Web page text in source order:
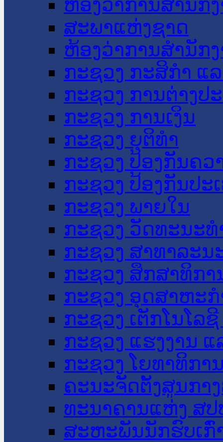
ຫ້ອງວ່າການສໍານັກ
ສະພາແຫ່ງຊາດ
ຫ້ອງວ່າການສຳນັກ
ກະຊວງ ກະສິກຳ ແ
ກະຊວງ ການຕ່າງປ
ກະຊວງ ການເງິນ
ກະຊວງ ຍຸຕິທໍາ
ກະຊວງ ປ້ອງກັນຄວ
ກະຊວງ ປ້ອງກັນປະ
ກະຊວງ ພາຍໃນ
ກະຊວງ ວັດທະນະ
ກະຊວງ ສາທາລະນ
ກະຊວງ ສຶກສາທິກາ
ກະຊວງ ອຸດສາຫະ
ກະຊວງ ເຕັກໂນໂລ
ກະຊວງ ແຮງງານ
ກະຊວງ ໂຍທາທິກາ
ຄະນະຈັດຕັ້ງສູນກາ
ທະນາຄານແຫ່ງ ສປ
ສະຫະພັນນັກຮົບເກົ່